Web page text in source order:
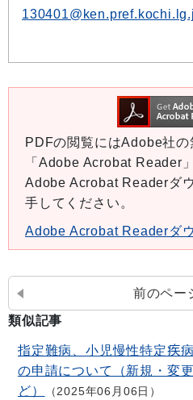
PDFの閲覧にはAdobe社の
「Adobe Acrobat Reader
Adobe Acrobat Readerダ
手してください。
Adobe Acrobat Readerダ
前のペー
類似記事
指定難病、小児慢性特定疾
の申請について（新規・変
ど）
2025年06月06日